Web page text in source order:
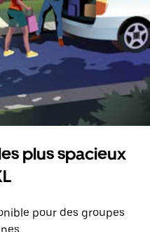
plus spacieux
pour des groupes